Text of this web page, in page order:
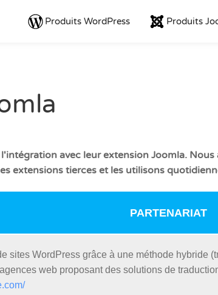
Produits WordPress Produits
avec leur extension Joomla.
extensions tierces et les utilisons
PARTENARIAT
sites WordPress grâce à une méthode hybride
web proposant des solutions de